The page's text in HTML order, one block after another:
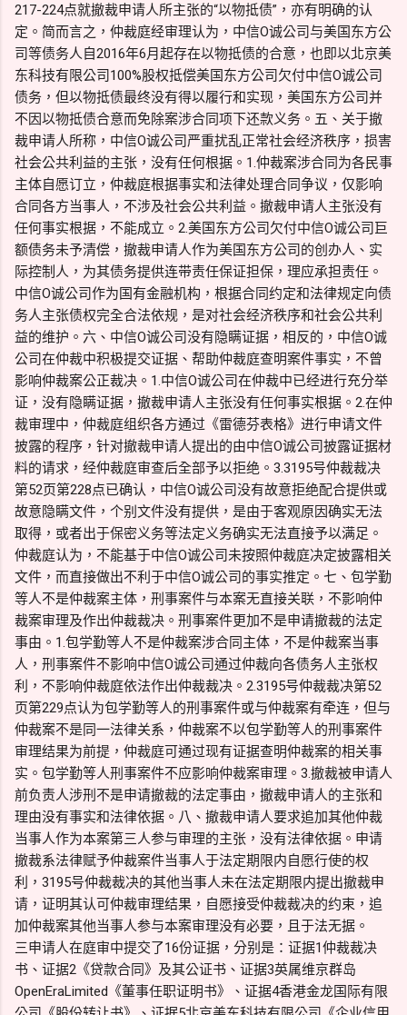
217-224点就撤裁申请人所主张的“以物抵债”，亦有明确的认
定。简而言之，仲裁庭经审理认为，中信O诚公司与美国东方公
司等债务人自2016年6月起存在以物抵债的合意，也即以北京美
东科技有限公司100%股权抵偿美国东方公司欠付中信O诚公司
债务，但以物抵债最终没有得以履行和实现，美国东方公司并
不因以物抵债合意而免除案涉合同项下还款义务。五、关于撤
裁申请人所称，中信O诚公司严重扰乱正常社会经济秩序，损害
社会公共利益的主张，没有任何根据。1.仲裁案涉合同为各民事
主体自愿订立，仲裁庭根据事实和法律处理合同争议，仅影响
合同各方当事人，不涉及社会公共利益。撤裁申请人主张没有
任何事实根据，不能成立。2.美国东方公司欠付中信O诚公司巨
额债务未予清偿，撤裁申请人作为美国东方公司的创办人、实
际控制人，为其债务提供连带责任保证担保，理应承担责任。
中信O诚公司作为国有金融机构，根据合同约定和法律规定向债
务人主张债权完全合法依规，是对社会经济秩序和社会公共利
益的维护。六、中信O诚公司没有隐瞒证据，相反的，中信O诚
公司在仲裁中积极提交证据、帮助仲裁庭查明案件事实，不曾
影响仲裁案公正裁决。1.中信O诚公司在仲裁中已经进行充分举
证，没有隐瞒证据，撤裁申请人主张没有任何事实根据。2.在仲
裁审理中，仲裁庭组织各方通过《雷德芬表格》进行申请文件
披露的程序，针对撤裁申请人提出的由中信O诚公司披露证据材
料的请求，经仲裁庭审查后全部予以拒绝。3.3195号仲裁裁决
第52页第228点已确认，中信O诚公司没有故意拒绝配合提供或
故意隐瞒文件，个别文件没有提供，是由于客观原因确实无法
取得，或者出于保密义务等法定义务确实无法直接予以满足。
仲裁庭认为，不能基于中信O诚公司未按照仲裁庭决定披露相关
文件，而直接做出不利于中信O诚公司的事实推定。七、包学勤
等人不是仲裁案主体，刑事案件与本案无直接关联，不影响仲
裁案审理及作出仲裁裁决。刑事案件更加不是申请撤裁的法定
事由。1.包学勤等人不是仲裁案涉合同主体，不是仲裁案当事
人，刑事案件不影响中信O诚公司通过仲裁向各债务人主张权
利，不影响仲裁庭依法作出仲裁裁决。2.3195号仲裁裁决第52
页第229点认为包学勤等人的刑事案件或与仲裁案有牵连，但与
仲裁案不是同一法律关系，仲裁案不以包学勤等人的刑事案件
审理结果为前提，仲裁庭可通过现有证据查明仲裁案的相关事
实。包学勤等人刑事案件不应影响仲裁案审理。3.撤裁被申请人
前负责人涉刑不是申请撤裁的法定事由，撤裁申请人的主张和
理由没有事实和法律依据。八、撤裁申请人要求追加其他仲裁
当事人作为本案第三人参与审理的主张，没有法律依据。申请
撤裁系法律赋予仲裁案件当事人于法定期限内自愿行使的权
利，3195号仲裁裁决的其他当事人未在法定期限内提出撤裁申
请，证明其认可仲裁审理结果，自愿接受仲裁裁决的约束，追
加仲裁案其他当事人参与本案审理没有必要，且于法无据。
三申请人在庭审中提交了16份证据，分别是：证据1仲裁裁决
书、证据2《贷款合同》及其公证书、证据3英属维京群岛
OpenEraLimited《董事任职证明书》、证据4香港金龙国际有限